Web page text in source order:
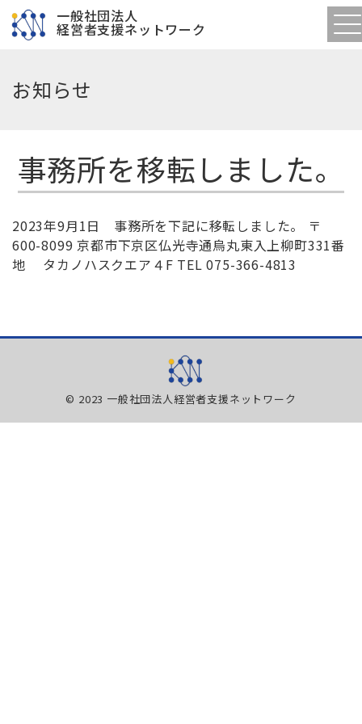
一般社団法人
経営者支援ネットワーク
お知らせ
事務所を移転しました。
2023年9月1日 事務所を下記に移転しました。 〒
600-8099 京都市下京区仏光寺通烏丸東入上柳町331番
地 タカノハスクエア４F TEL 075-366-4813
© 2023 一般社団法人経営者支援ネットワーク